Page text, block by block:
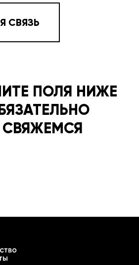
СВЯЗЬ
ПОЛЯ НИЖЕ